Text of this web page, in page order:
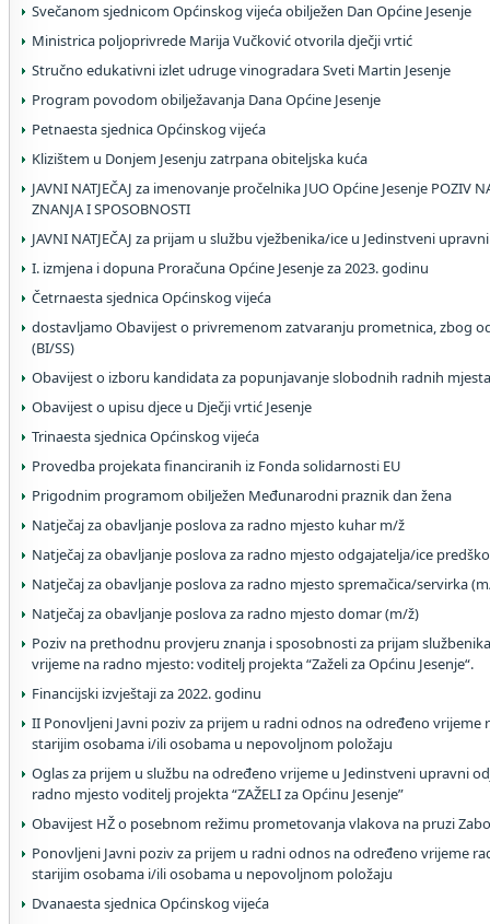
Svečanom sjednicom Općinskog vijeća obilježen Dan Općine Jesenje
Ministrica poljoprivrede Marija Vučković otvorila dječji vrtić
Stručno edukativni izlet udruge vinogradara Sveti Martin Jesenje
Program povodom obilježavanja Dana Općine Jesenje
Petnaesta sjednica Općinskog vijeća
Klizištem u Donjem Jesenju zatrpana obiteljska kuća
JAVNI NATJEČAJ za imenovanje pročelnika JUO Općine Jesenje POZIV
ZNANJA I SPOSOBNOSTI
JAVNI NATJEČAJ za prijam u službu vježbenika/ice u Jedinstveni
I. izmjena i dopuna Proračuna Općine Jesenje za 2023. godinu
Četrnaesta sjednica Općinskog vijeća
dostavljamo Obavijest o privremenom zatvaranju prometnica, zbog
(BI/SS)
Obavijest o izboru kandidata za popunjavanje slobodnih radnih mjesta
Obavijest o upisu djece u Dječji vrtić Jesenje
Trinaesta sjednica Općinskog vijeća
Provedba projekata financiranih iz Fonda solidarnosti EU
Prigodnim programom obilježen Međunarodni praznik dan žena
Natječaj za obavljanje poslova za radno mjesto kuhar m/ž
Natječaj za obavljanje poslova za radno mjesto odgajatelja/ice
Natječaj za obavljanje poslova za radno mjesto spremačica/servirka
Natječaj za obavljanje poslova za radno mjesto domar (m/ž)
Poziv na prethodnu provjeru znanja i sposobnosti za prijam
vrijeme na radno mjesto: voditelj projekta “Zaželi za Općinu Jesenje“.
Financijski izvještaji za 2022. godinu
II Ponovljeni Javni poziv za prijem u radni odnos na određeno
starijim osobama i/ili osobama u nepovoljnom položaju
Oglas za prijem u službu na određeno vrijeme u Jedinstveni upravni
radno mjesto voditelj projekta “ZAŽELI za Općinu Jesenje”
Obavijest HŽ o posebnom režimu prometovanja vlakova na pruzi
Ponovljeni Javni poziv za prijem u radni odnos na određeno vrijeme
starijim osobama i/ili osobama u nepovoljnom položaju
Dvanaesta sjednica Općinskog vijeća